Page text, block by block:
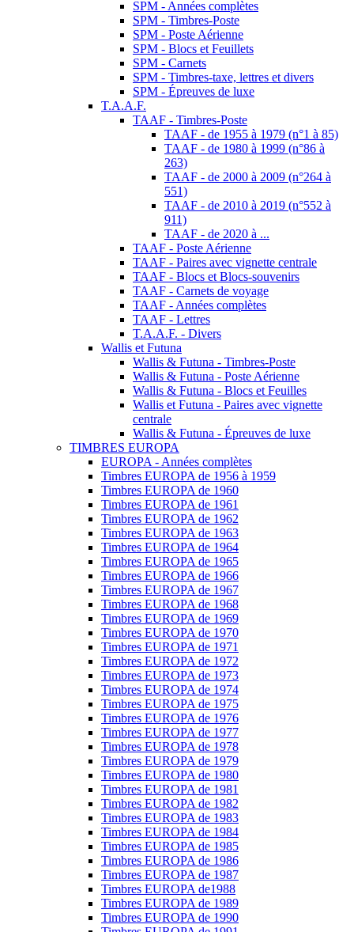
SPM - Années complètes
SPM - Timbres-Poste
SPM - Poste Aérienne
SPM - Blocs et Feuillets
SPM - Carnets
SPM - Timbres-taxe, lettres et divers
SPM - Épreuves de luxe
T.A.A.F.
TAAF - Timbres-Poste
TAAF - de 1955 à 1979 (n°1 à 85)
TAAF - de 1980 à 1999 (n°86 à
263)
TAAF - de 2000 à 2009 (n°264 à
551)
TAAF - de 2010 à 2019 (n°552 à
911)
TAAF - de 2020 à ...
TAAF - Poste Aérienne
TAAF - Paires avec vignette centrale
TAAF - Blocs et Blocs-souvenirs
TAAF - Carnets de voyage
TAAF - Années complètes
TAAF - Lettres
T.A.A.F. - Divers
Wallis et Futuna
Wallis & Futuna - Timbres-Poste
Wallis & Futuna - Poste Aérienne
Wallis & Futuna - Blocs et Feuilles
Wallis et Futuna - Paires avec vignette
centrale
Wallis & Futuna - Épreuves de luxe
TIMBRES EUROPA
EUROPA - Années complètes
Timbres EUROPA de 1956 à 1959
Timbres EUROPA de 1960
Timbres EUROPA de 1961
Timbres EUROPA de 1962
Timbres EUROPA de 1963
Timbres EUROPA de 1964
Timbres EUROPA de 1965
Timbres EUROPA de 1966
Timbres EUROPA de 1967
Timbres EUROPA de 1968
Timbres EUROPA de 1969
Timbres EUROPA de 1970
Timbres EUROPA de 1971
Timbres EUROPA de 1972
Timbres EUROPA de 1973
Timbres EUROPA de 1974
Timbres EUROPA de 1975
Timbres EUROPA de 1976
Timbres EUROPA de 1977
Timbres EUROPA de 1978
Timbres EUROPA de 1979
Timbres EUROPA de 1980
Timbres EUROPA de 1981
Timbres EUROPA de 1982
Timbres EUROPA de 1983
Timbres EUROPA de 1984
Timbres EUROPA de 1985
Timbres EUROPA de 1986
Timbres EUROPA de 1987
Timbres EUROPA de1988
Timbres EUROPA de 1989
Timbres EUROPA de 1990